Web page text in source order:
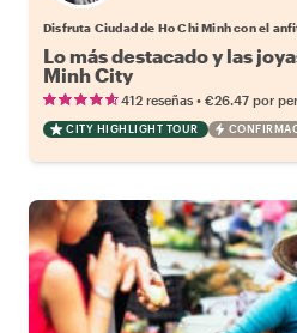
Disfruta Ciudad de Ho Chi Minh con el
Lo más destacado y las
Minh City
412 reseñas • €26.47 por
CITY HIGHLIGHT TOUR